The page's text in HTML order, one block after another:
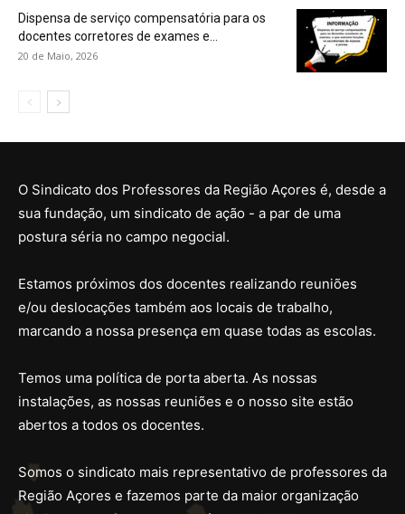
Dispensa de serviço compensatória para os
docentes corretores de exames e...
20 de Maio, 2026
O Sindicato dos Professores da Região Açores é, desde a
sua fundação, um sindicato de ação - a par de uma
postura séria no campo negocial.
Estamos próximos dos docentes realizando reuniões
e/ou deslocações também aos locais de trabalho,
marcando a nossa presença em quase todas as escolas.
Temos uma política de porta aberta. As nossas
instalações, as nossas reuniões e o nosso site estão
abertos a todos os docentes.
Somos o sindicato mais representativo de professores da
Região Açores e fazemos parte da maior organização